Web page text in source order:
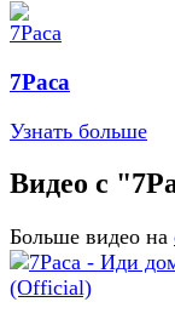
7Раса
Узнать больше
Видео с
Больше видео на